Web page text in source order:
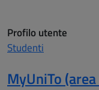
Profilo utente
Studenti
MyUniTo